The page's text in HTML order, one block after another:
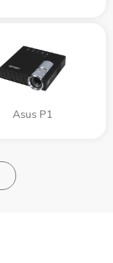
Asus P1